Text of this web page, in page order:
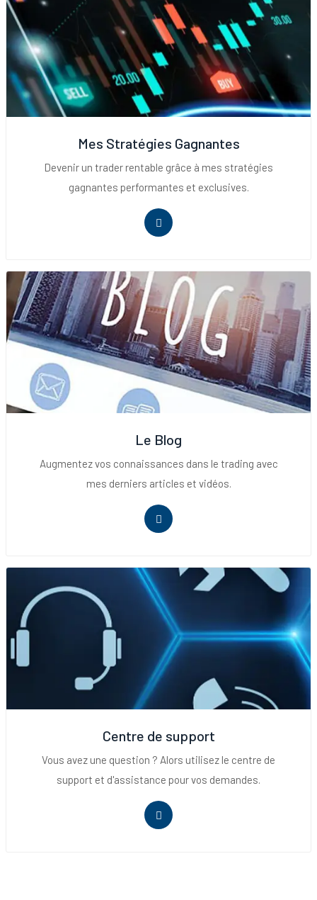
Mes Stratégies Gagnantes
Devenir un trader rentable grâce à mes stratégies
gagnantes performantes et exclusives.
Le Blog
Augmentez vos connaissances dans le trading avec
mes derniers articles et vidéos.
Centre de support
Vous avez une question ? Alors utilisez le centre de
support et d'assistance pour vos demandes.